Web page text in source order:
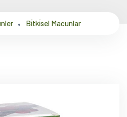
Bi̇tki̇sel Macunlar